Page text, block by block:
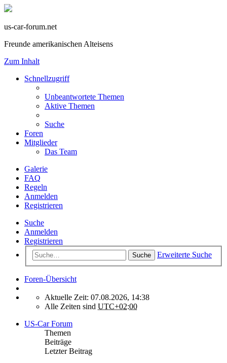
us-car-forum.net
Freunde amerikanischen Alteisens
Zum Inhalt
Schnellzugriff
Unbeantwortete Themen
Aktive Themen
Suche
Foren
Mitglieder
Das Team
Galerie
FAQ
Regeln
Anmelden
Registrieren
Suche
Anmelden
Registrieren
Suche Erweiterte Suche
Foren-Übersicht
Aktuelle Zeit: 07.08.2026, 14:38
Alle Zeiten sind UTC+02:00
US-Car Forum
Themen
Beiträge
Letzter Beitrag